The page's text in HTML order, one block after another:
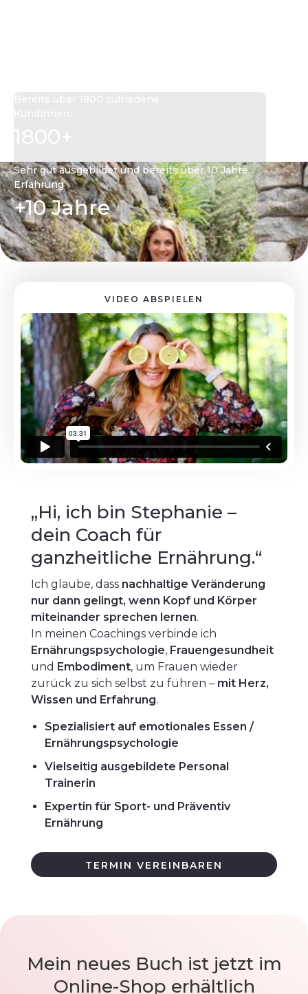
Sehr gut ausgebildet und bereits über 10 Jahre
Erfahrung
+10 Jahre
„Hi, ich bin Stephanie –
dein Coach für
ganzheitliche Ernährung.“
Ich glaube, dass nachhaltige Veränderung
nur dann gelingt, wenn Kopf und Körper
miteinander sprechen lernen.
In meinen Coachings verbinde ich
Ernährungspsychologie, Frauengesundheit
und Embodiment, um Frauen wieder
zurück zu sich selbst zu führen – mit Herz,
Wissen und Erfahrung.
Spezialisiert auf emotionales Essen /
Ernährungspsychologie
Vielseitig ausgebildete Personal
Trainerin
Expertin für Sport- und Präventiv
Ernährung
TERMIN VEREINBAREN
VIDEO ABSPIELEN
Mein neues Buch ist jetzt im
Online-Shop erhältlich